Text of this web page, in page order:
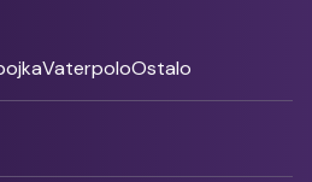
VaterpoloOstalo